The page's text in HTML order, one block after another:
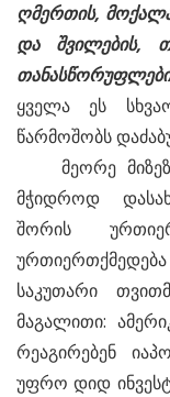
ღმერთის,
და შვილების,
ყველა ეს
წარმოშობს
მეორე
მჭიდროდ
შორის
საკუთარი
მაგალითი:
რეაგირებენ
უფრო დიდ